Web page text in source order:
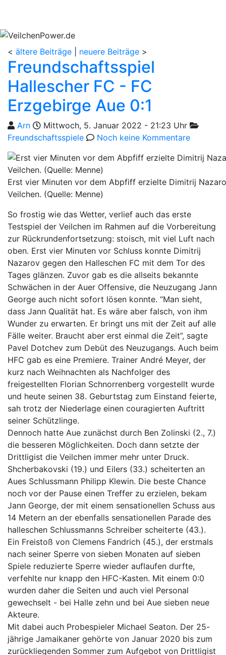
< ältere Beiträge neuere Beiträge >
Freundschaftsspiel
Hallescher FC - FC
Erzgebirge Aue 0:1
Geschrieben von
Arn am Mittwoch, 5. Januar 2022 - 21:23 Uhr
Freundschaftsspiele
Noch keine Kommentare
Erst vier Minuten vor dem Abpfiff erzielte Dimitrij
Veilchen. (Quelle: Menne)
So frostig wie das Wetter, verlief auch das erste
Testspiel der Veilchen im Rahmen auf die Vorbereitung
zur Rückrundenfortsetzung: stoisch, mit viel Luft nach
oben. Erst vier Minuten vor Schluss konnte Dimitrij
Nazarov gegen den Halleschen FC mit dem Tor des
Tages glänzen. Zuvor gab es die allseits bekannte
Schwächen in der Auer Offensive, die Neuzugang Jann
George auch nicht sofort lösen konnte. “Man sieht,
dass Jann Qualität hat. Es wäre aber falsch, von ihm
Wunder zu erwarten. Er bringt uns mit der Zeit auf alle
Fälle weiter. Braucht aber erst einmal die Zeit”, sagte
Pavel Dotchev zum Debüt des Neuzugangs. Auch beim
HFC gab es eine Premiere. Trainer André Meyer, der
kurz nach Weihnachten als Nachfolger des
freigestellten Florian Schnorrenberg vorgestellt wurde
und heute seinen 38. Geburtstag zum Einstand feierte,
sah trotz der Niederlage einen couragierten Auftritt
seiner Schützlinge.
Dennoch hatte Aue zunächst durch Ben Zolinski (2., 7.)
die besseren Möglichkeiten. Doch dann setzte der
Drittligist die Veilchen immer mehr unter Druck.
Shcherbakovski (19.) und Eilers (33.) scheiterten an
Aues Schlussmann Philipp Klewin. Die beste Chance
noch vor der Pause einen Treffer zu erzielen, bekam
Jann George, der mit einem sensationellen Schuss aus
14 Metern an der ebenfalls sensationellen Parade des
halleschen Schlussmanns Schreiber scheiterte (43.).
Ein Freistoß von Clemens Fandrich (45.), der erstmals
nach seiner Sperre von sieben Monaten auf sieben
Spiele reduzierte Sperre wieder auflaufen durfte,
verfehlte nur knapp den HFC-Kasten. Mit einem 0:0
wurden daher die Seiten und auch viel Personal
gewechselt - bei Halle zehn und bei Aue sieben neue
Akteure.
Mit dabei auch Probespieler Michael Seaton. Der 25-
jährige Jamaikaner gehörte von Januar 2020 bis zum
zurückliegenden Sommer zum Aufgebot von Drittligist